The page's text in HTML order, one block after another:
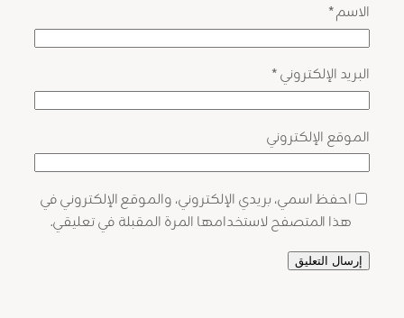
الاسم*
البريد الإلكتروني*
الموقع الإلكتروني
احفظ اسمي، بريدي الإلكتروني، والموقع الإلكتروني في
هذا المتصفح لاستخدامها المرة المقبلة في تعليقي.